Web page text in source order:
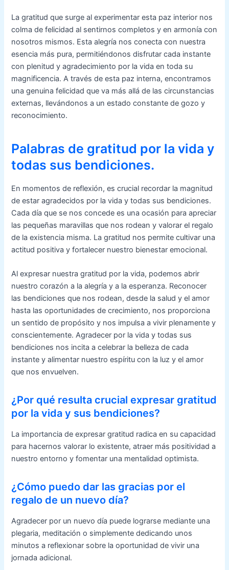
La gratitud que surge al experimentar esta paz interior nos
colma de felicidad al sentirnos completos y en armonía con
nosotros mismos. Esta alegría nos conecta con nuestra
esencia más pura, permitiéndonos disfrutar cada instante
con plenitud y agradecimiento por la vida en toda su
magnificencia. A través de esta paz interna, encontramos
una genuina felicidad que va más allá de las circunstancias
externas, llevándonos a un estado constante de gozo y
reconocimiento.
Palabras de gratitud por la vida y
todas sus bendiciones.
En momentos de reflexión, es crucial recordar la magnitud
de estar agradecidos por la vida y todas sus bendiciones.
Cada día que se nos concede es una ocasión para apreciar
las pequeñas maravillas que nos rodean y valorar el regalo
de la existencia misma. La gratitud nos permite cultivar una
actitud positiva y fortalecer nuestro bienestar emocional.
Al expresar nuestra gratitud por la vida, podemos abrir
nuestro corazón a la alegría y a la esperanza. Reconocer
las bendiciones que nos rodean, desde la salud y el amor
hasta las oportunidades de crecimiento, nos proporciona
un sentido de propósito y nos impulsa a vivir plenamente y
conscientemente. Agradecer por la vida y todas sus
bendiciones nos incita a celebrar la belleza de cada
instante y alimentar nuestro espíritu con la luz y el amor
que nos envuelven.
¿Por qué resulta crucial expresar gratitud
por la vida y sus bendiciones?
La importancia de expresar gratitud radica en su capacidad
para hacernos valorar lo existente, atraer más positividad a
nuestro entorno y fomentar una mentalidad optimista.
¿Cómo puedo dar las gracias por el
regalo de un nuevo día?
Agradecer por un nuevo día puede lograrse mediante una
plegaria, meditación o simplemente dedicando unos
minutos a reflexionar sobre la oportunidad de vivir una
jornada adicional.